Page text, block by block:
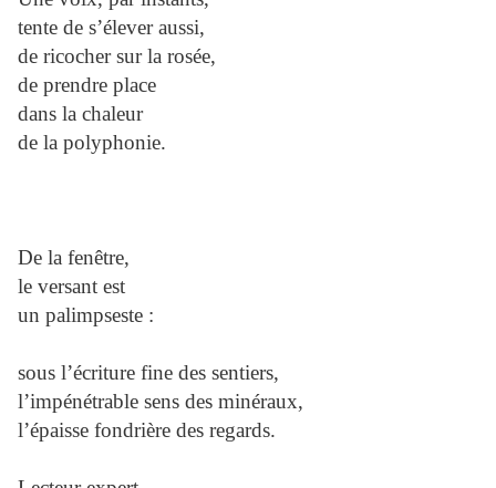
tente de s’élever aussi,
de ricocher sur la rosée,
de prendre place
dans la chaleur
de la polyphonie.
De la fenêtre,
le versant est
un palimpseste :
sous l’écriture fine des sentiers,
l’impénétrable sens des minéraux,
l’épaisse fondrière des regards.